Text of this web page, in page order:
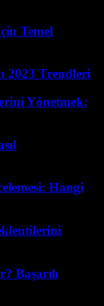
Temel
2023 Trendleri
Yönetmek:
Hangi
Başarılı